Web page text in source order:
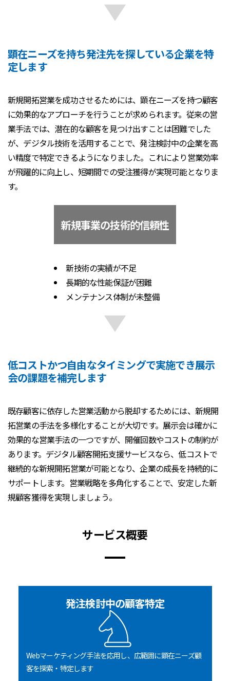
顕在ニーズを持ち発注先を探している企業を特
定します
新規開拓営業を成功させるためには、顕在ニーズを持つ顧客
に効果的なアプローチを行うことが求められます。従来の営
業手法では、潜在的な顧客を見つけ出すことは困難でした
が、デジタル技術を活用することで、発注検討中の企業を高
い精度で特定できるようになりました。これにより営業効率
が飛躍的に向上し、短期間での受注獲得が実現可能となりま
す。
新規事業の技術的信頼性
新技術の実績が不足
長期的な性能保証が困難
メンテナンス体制が未整備
低コストかつ自由なタイミングで実施でき展示
会の課題を補完します
既存顧客に依存した営業活動から脱却するためには、新規開
拓営業の手法を多様化することが大切です。展示会は確かに
効果的な営業手法の一つですが、開催回数やコストの制約が
あります。デジタル顧客開拓支援サービスなら、低コストで
継続的な新規開拓営業が可能となり、企業の成長を持続的に
サポートします。営業戦略を多角化することで、安定した新
規顧客獲得を実現しましょう。
サービス概要
発注検討中の顧客特定
Webマーケティング手法を応用し、広範囲に顕在ニーズ顧
客を探索・特定します